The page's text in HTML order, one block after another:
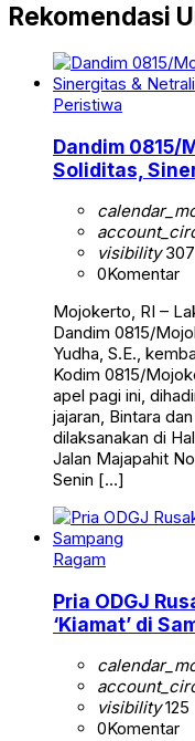
Rekomendasi
Peristiwa
Dandim 0815/
Soliditas,
visibility307
0Komentar
Mojokerto, RI –
Dandim 0815/
Yudha, S.E.,
Kodim 0815/
apel pagi ini,
jajaran, Bintara
dilaksanakan di
Jalan Majapahit
Senin […]
Ragam
Pria ODGJ
‘Kiamat’ di
visibility125
0Komentar